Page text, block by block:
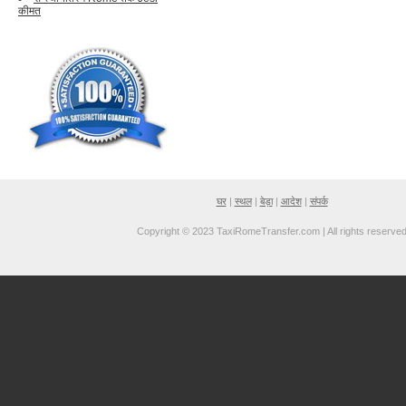
कीमत
घर| स्थल| बेड़ा| आदेश| संपर्क
Copyright © 2023 TaxiRomeTransfer.com | All rights reserved